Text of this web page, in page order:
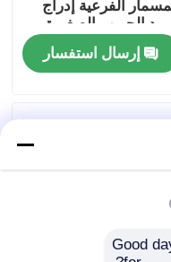
الفرعية إدراج
الحبوب الصغيرة
إرسال استفسار
Good